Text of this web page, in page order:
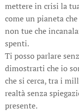
mettere in crisi la
come un pianeta
non tue che
spenti.
Ti posso parlare
dimostrarti che io
che si cerca, tra i
realtà senza
presente.